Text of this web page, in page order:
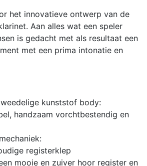
het innovatieve ontwerp van de
Aan alles wat een speler
is gedacht met als resultaat een
met een prima intonatie en
kunststof body:
handzaam vorchtbestendig en
registerklep
mooie en zuiver hoor register en